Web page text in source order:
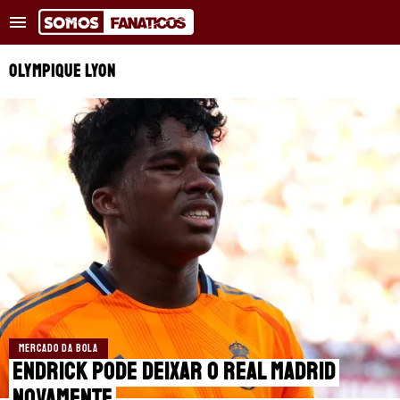
Tendências: Alerta no Barcelona
NOTÍCIAS RECENTES
COPA DO MUNDO
TRANSFERÊNCIAS
BARCELONA
PSG
APOSTAS
OLYMPIQUE LYON
MERCADO DA BOLA
Endrick pode deixar o Real Madrid